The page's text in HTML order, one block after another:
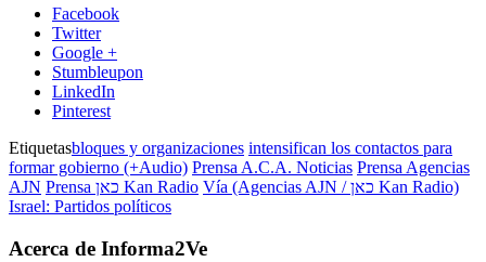
Facebook
Twitter
Google +
Stumbleupon
LinkedIn
Pinterest
Etiquetasbloques y organizaciones intensifican los contactos para
formar gobierno (+Audio) Prensa A.C.A. Noticias Prensa Agencias
AJN
Prensa כאן Kan Radio Vía (Agencias AJN / כאן Kan Radio)
Israel: Partidos políticos
Acerca de Informa2Ve